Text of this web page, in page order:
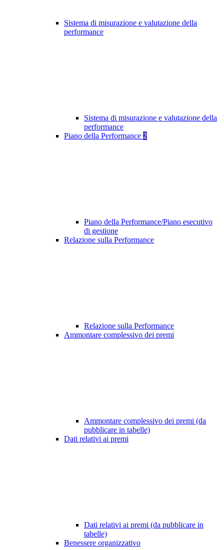
Sistema di misurazione e valutazione della
performance
Sistema di misurazione e valutazione della
performance
Piano della Performance 2
Piano della Performance/Piano esecutivo
di gestione
Relazione sulla Performance
Relazione sulla Performance
Ammontare complessivo dei premi
Ammontare complessivo dei premi (da
pubblicare in tabelle)
Dati relativi ai premi
Dati relativi ai premi (da pubblicare in
tabelle)
Benessere organizzativo